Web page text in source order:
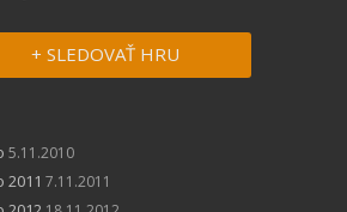
+ SLEDOVAŤ HRU
5.11.2010
2011 7.11.2011